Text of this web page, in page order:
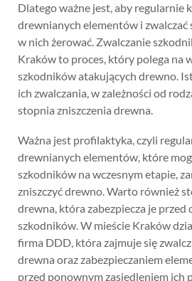
Dlatego ważne jest, aby regularnie
drewnianych elementów i zwalczać
w nich żerować. Zwalczanie
Kraków to proces, który polega na
szkodników atakujących drewno.
ich zwalczania, w zależności od
stopnia zniszczenia drewna.
Ważna jest profilaktyka, czyli
drewnianych elementów, które
szkodników na wczesnym etapie,
zniszczyć drewno. Warto również
drewna, która zabezpiecza je przed
szkodników. W mieście Kraków
firma DDD, która zajmuje się
drewna oraz zabezpieczaniem
przed ponownym zasiedleniem ich